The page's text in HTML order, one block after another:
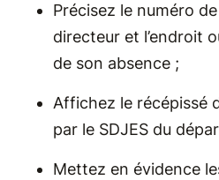
Précisez le numéro
directeur et l’endroit
de son absence ;
Affichez le récépissé
par le SDJES du
Mettez en évidence